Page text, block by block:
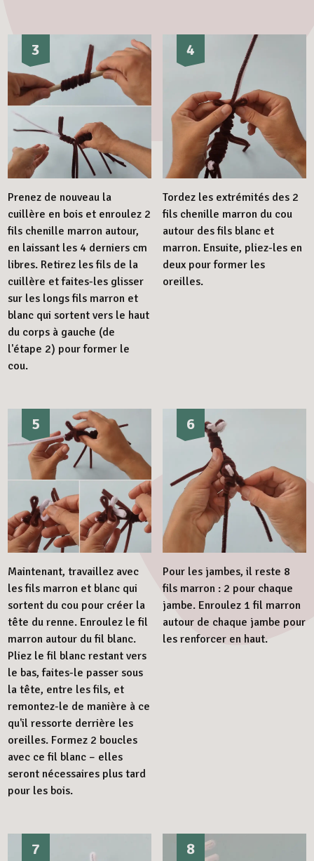
3
Prenez de nouveau la
cuillère en bois et enroulez 2
fils chenille marron autour,
en laissant les 4 derniers cm
libres. Retirez les fils de la
cuillère et faites-les glisser
sur les longs fils marron et
blanc qui sortent vers le haut
du corps à gauche (de
l'étape 2) pour former le
cou.
4
Tordez les extrémités des 2
fils chenille marron du cou
autour des fils blanc et
marron. Ensuite, pliez-les en
deux pour former les
oreilles.
5
Maintenant, travaillez avec
les fils marron et blanc qui
sortent du cou pour créer la
tête du renne. Enroulez le fil
marron autour du fil blanc.
Pliez le fil blanc restant vers
le bas, faites-le passer sous
la tête, entre les fils, et
remontez-le de manière à ce
qu'il ressorte derrière les
oreilles. Formez 2 boucles
avec ce fil blanc – elles
seront nécessaires plus tard
pour les bois.
6
Pour les jambes, il reste 8
fils marron : 2 pour chaque
jambe. Enroulez 1 fil marron
autour de chaque jambe pour
les renforcer en haut.
7 8